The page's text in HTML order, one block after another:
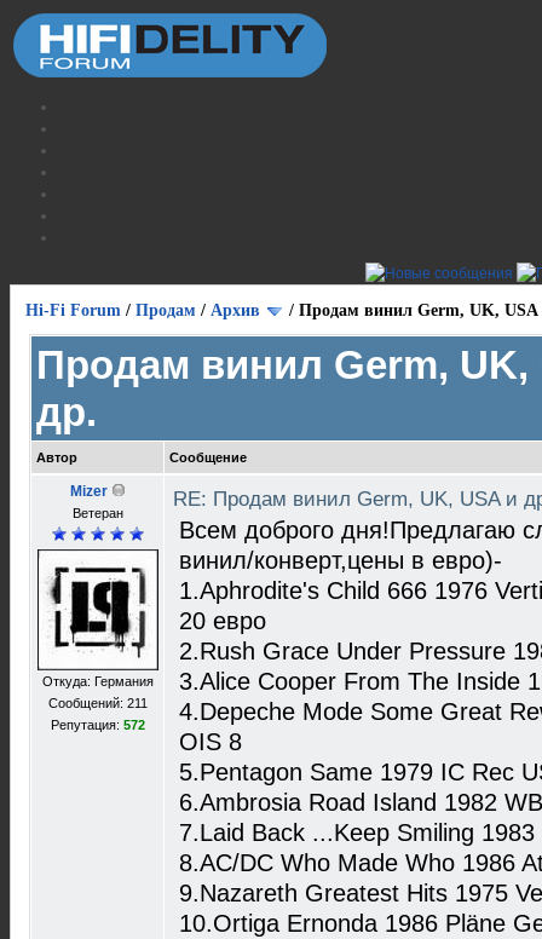
Hi-Fi Forum / Продам / Архив / Продам винил Germ, UK, USA
Продам винил Germ, UK,
др.
Автор Сообщение
Mizer
Ветеран
Откуда: Германия
Сообщений: 211
Репутация: 572
RE: Продам винил Germ, UK, USA и
Всем доброго дня!Предлагаю
винил/конверт,цены в евро)-
1.Aphrodite's Child 666 1976
20 евро
2.Rush Grace Under Pressure
3.Alice Cooper From The Inside
4.Depeche Mode Some Great
OIS 8
5.Pentagon Same 1979 IC Rec
6.Ambrosia Road Island 1982
7.Laid Back ...Keep Smiling
8.AC/DC Who Made Who 1986
9.Nazareth Greatest Hits 1975
10.Ortiga Ernonda 1986 Pläne